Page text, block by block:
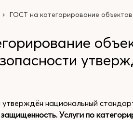
ГОСТ на категорирование
национальный
Услуги по